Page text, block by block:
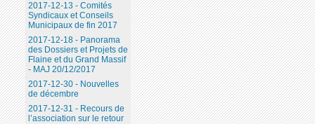
2017-12-13 - Comités
Syndicaux et Conseils
Municipaux de fin 2017
2017-12-18 - Panorama
des Dossiers et Projets de
Flaine et du Grand Massif
- MAJ 20/12/2017
2017-12-30 - Nouvelles
de décembre
2017-12-31 - Recours de
l’association sur le retour